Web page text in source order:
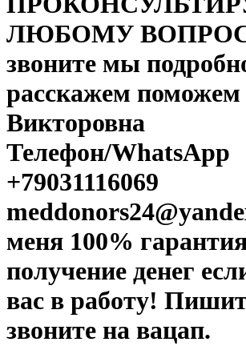
ЛЮБОМУ
звоните мы
расскажем поможем
Викторовна
Телефон/WhatsApp
+79031116069
меня 100%
получение денег
вас в работу!
звоните на вацап.